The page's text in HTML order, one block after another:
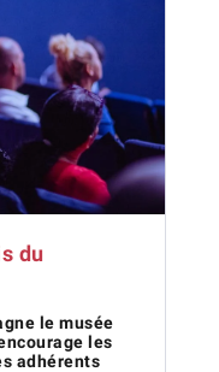
du
le musée
les
adhérents